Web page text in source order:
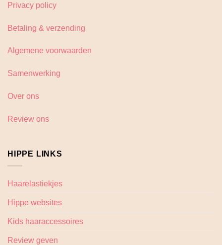
Privacy policy
Betaling & verzending
Algemene voorwaarden
Samenwerking
Over ons
Review ons
HIPPE LINKS
Haarelastiekjes
Hippe websites
Kids haaraccessoires
Review geven